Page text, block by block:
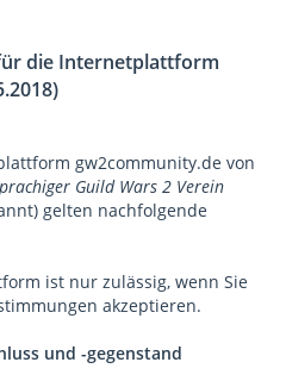
die Internetplattform
gw2community.de von
Guild Wars 2 Verein
gelten nachfolgende
ist nur zulässig, wenn Sie
akzeptieren.
und -gegenstand